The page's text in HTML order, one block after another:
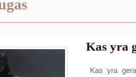
Kas yra
Kas yra